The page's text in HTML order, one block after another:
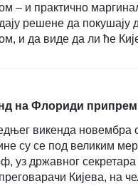
– и практично
решене да покушају
и да виде да ли ће
на Флориди
викенда новембра
су се под великим
уз државног
Кијева, на